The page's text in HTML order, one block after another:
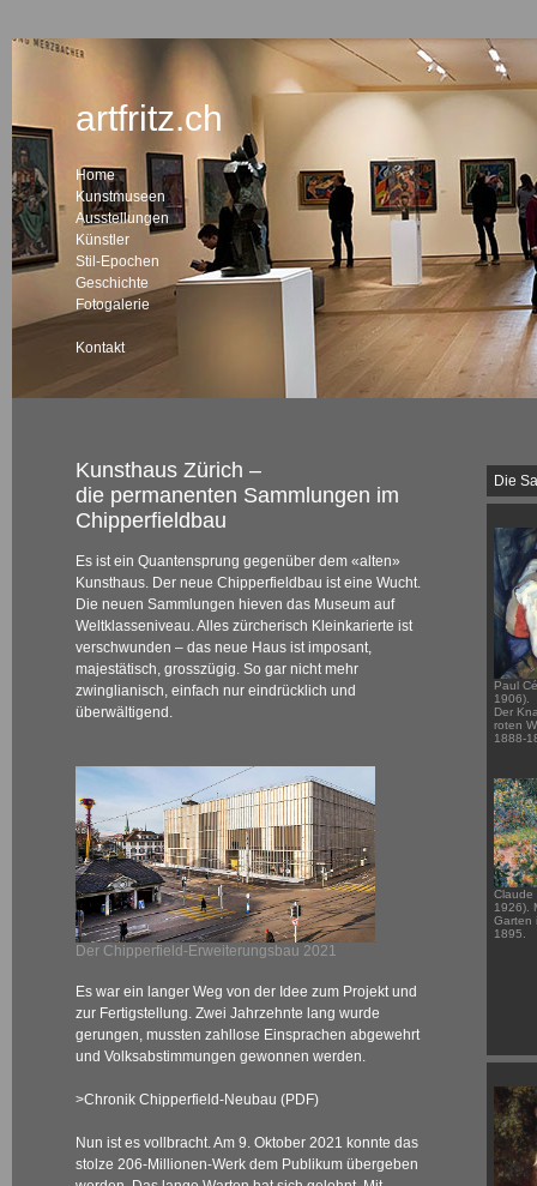
artfritz.ch
Home
Kunstmuseen
Ausstellungen
Künstler
Stil-Epochen
Geschichte
Fotogalerie
Kontakt
Kunsthaus Zürich –
die permanenten Sammlungen im
Chipperfieldbau
Es ist ein Quantensprung gegenüber dem «alten»
Kunsthaus. Der neue Chipperfieldbau ist eine Wucht.
Die neuen Sammlungen hieven das Museum auf
Weltklasseniveau. Alles zürcherisch Kleinkarierte ist
verschwunden – das neue Haus ist imposant,
majestätisch, grosszügig. So gar nicht mehr
zwinglianisch, einfach nur eindrücklich und
überwältigend.
Der Chipperfield-Erweiterungsbau 2021
Es war ein langer Weg von der Idee zum Projekt und
zur Fertigstellung. Zwei Jahrzehnte lang wurde
gerungen, mussten zahllose Einsprachen abgewehrt
und Volksabstimmungen gewonnen werden.
>Chronik Chipperfield-Neubau (PDF)
Nun ist es vollbracht. Am 9. Oktober 2021 konnte das
stolze 206-Millionen-Werk dem Publikum übergeben
Die
Paul
1906).
Der
roten
1888-
Claude
1926).
Garten
1895.